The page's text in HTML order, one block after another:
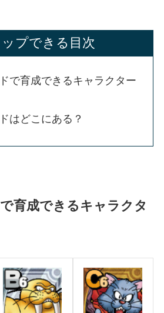
ップできる目次
で育成できるキャラクター
はどこにある？
育成できるキャラクタ